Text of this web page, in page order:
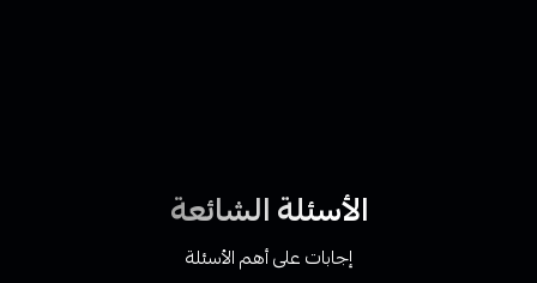
الأسئلة الشائعة
إجابات على أهم الأسئلة